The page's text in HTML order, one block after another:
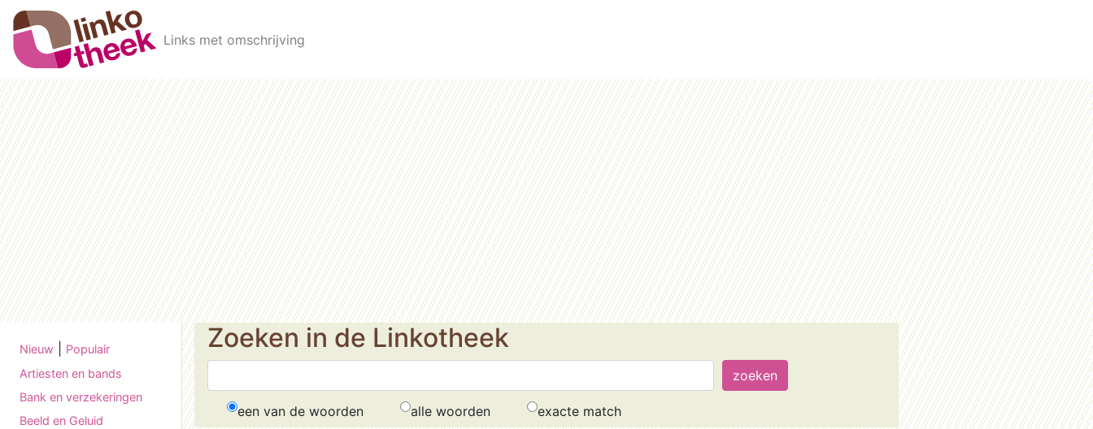
Skip to main content
Links met omschrijving
Nieuw
Populair
Artiesten en bands
Bank en verzekeringen
Beeld en Geluid
Zoeken in de Linkotheek
een van de woorden alle woorden exacte match